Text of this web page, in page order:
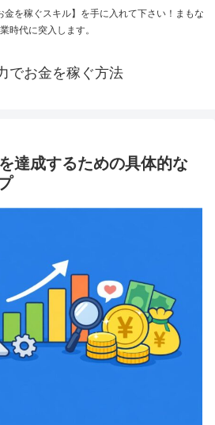
を稼ぐスキル】を手に入れて下さい！まもな
時代に突入します。
でお金を稼ぐ方法
達成するための具体的な